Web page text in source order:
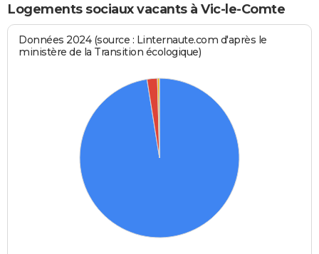
Logements sociaux vacants à Vic-le-Comte
Données 2024 (source : Linternaute.com d'après le
ministère de la Transition écologique)